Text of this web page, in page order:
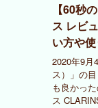
【60秒
ス レビ
い方や
2020年9月
ス）」の
も良かっ
ス